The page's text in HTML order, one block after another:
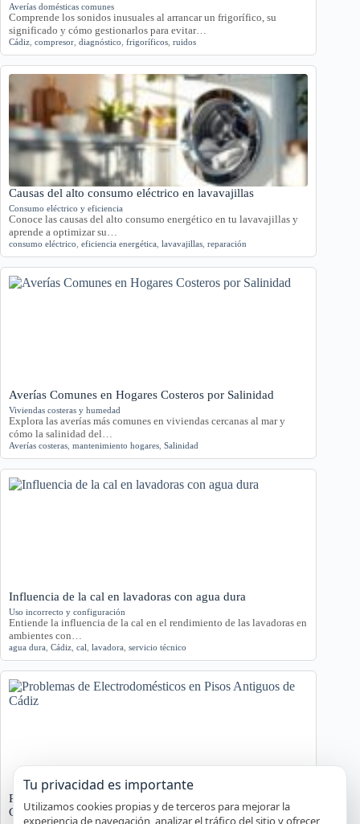
Averías domésticas comunes
Comprende los sonidos inusuales al arrancar un frigorífico, su
significado y cómo gestionarlos para evitar…
Cádiz compresor diagnóstico frigoríficos ruidos
Causas del alto consumo eléctrico en lavavajillas
Consumo eléctrico y eficiencia
Conoce las causas del alto consumo energético en tu lavavajillas y
aprende a optimizar su…
consumo eléctrico eficiencia energética lavavajillas reparación
Averías Comunes en Hogares Costeros por Salinidad
Viviendas costeras y humedad
Explora las averías más comunes en viviendas cercanas al mar y
cómo la salinidad del…
Averías costeras mantenimiento hogares Salinidad
Influencia de la cal en lavadoras con agua dura
Uso incorrecto y configuración
Entiende la influencia de la cal en el rendimiento de las lavadoras en
ambientes con…
agua dura Cádiz cal lavadora servicio técnico
Problemas de Electrodomésticos en Pisos Antiguos de
Cádiz
Tu privacidad es importante
Utilizamos cookies propias y de terceros para mejorar la
experiencia de navegación, analizar el tráfico del sitio y ofrecer